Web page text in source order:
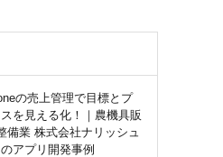
の売上管理で目標とプ
を見える化！｜農機具販
備業 株式会社ナリッシュ
アプリ開発事例